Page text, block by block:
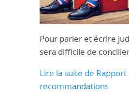
Pour parler et écrire
sera difficile de
Lire la suite de
recommandations